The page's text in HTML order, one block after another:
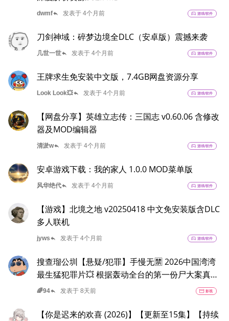
dwmfreply 发表于 4个月前 sports_esports 游戏/软件
刀剑神域：碎梦边境全DLC（安卓版）震撼来袭
几世一世reply 发表于 4个月前 sports_esports 游戏/软件
王牌求生免安装中文版，7.4GB网盘资源分享
Look Look💥reply 发表于 4个月前 sports_esports 游戏/软件
【网盘分享】英雄立志传：三国志 v0.60.06 含修改
器及MOD编辑器
清淤wreply 发表于 4个月前 sports_esports 游戏/软件
安卓游戏下载：我的家人 1.0.0 MOD菜单版
风华绝代reply 发表于 4个月前 sports_esports 游戏/软件
【游戏】北境之地 v20250418 中文免安装版含DLC
多人联机
jywsreply 发表于 4个月前 sports_esports 游戏/软件
搜查瑠公圳【悬疑/犯罪】手慢无🈲 2026中国湾湾
最生猛犯罪片💥 根据轰动全台的第一份尸大案真实
改编🩸 抗战英雄竟被诬陷杀人☠️ 疑云重重，暗潮汹
🌈94reply 发表于 8天前 movie 影视
【你是迟来的欢喜 (2026)】【更新至15集】【持续